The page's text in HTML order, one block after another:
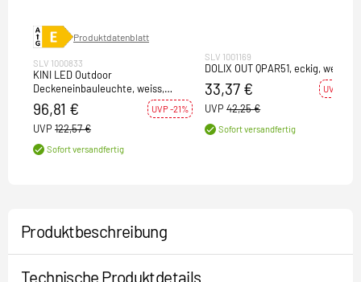
Produktdatenblatt
SLV 1000833
KINI LED Outdoor
Deckeneinbauleuchte, weiss,
3000K, 60°, IP65
96,81 € UVP -21%
UVP 122,57 €
Sofort versandfertig
SLV 1001169
DOLIX OUT QPAR51, eckig, weiss
33,37 € UVP -21%
UVP 42,25 €
Sofort versandfertig
Produktbeschreibung
Technische Produktdetails